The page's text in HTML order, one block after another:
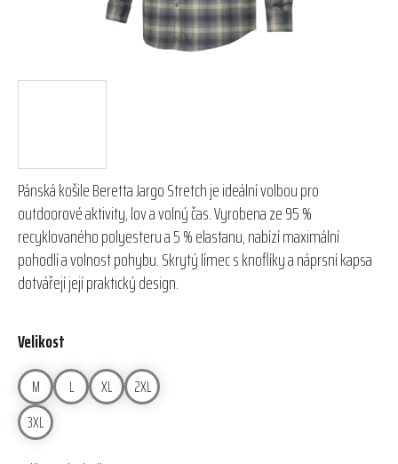
Pánská košile Beretta Jargo Stretch je ideální volbou pro
outdoorové aktivity, lov a volný čas. Vyrobena ze 95 %
recyklovaného polyesteru a 5 % elastanu, nabízí maximální
pohodlí a volnost pohybu. Skrytý límec s knoflíky a náprsní kapsa
dotvářejí její praktický design.
Velikost
M L XL
2XL
3XL